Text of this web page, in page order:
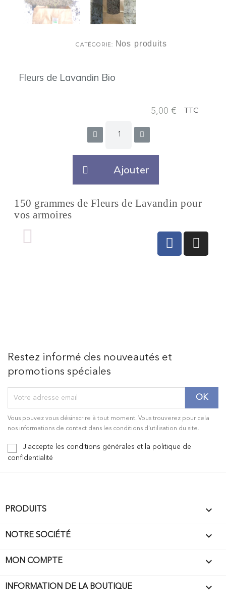
CATÉGORIE Nos produits
Fleurs de Lavandin Bio
5,00 € TTC
Ajouter
150 grammes de Fleurs de Lavandin pour
vos armoires
Restez informé des nouveautés et
promotions spéciales
Vous pouvez vous désinscrire à tout moment. Vous trouverez pour cela
nos informations de contact dans les conditions d'utilisation du site.
J'accepte les conditions générales et la politique de
confidentialité
PRODUITS 
NOTRE SOCIÉTÉ 
MON COMPTE 
INFORMATION DE LA BOUTIQUE keyboard_arrow_down